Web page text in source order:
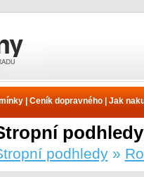
| Ceník dopravného| Jak
podhledy»